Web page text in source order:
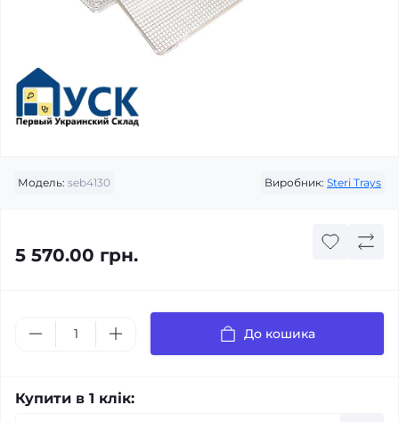
Модель: seb4130 Виробник: Steri Trays
5 570.00 грн.
До кошика
Купити в 1 клік: